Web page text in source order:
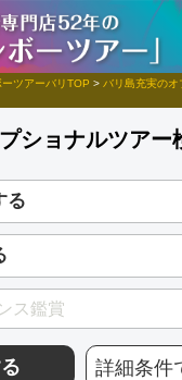
ーツアーバリTOP > バリ島充実の
ショナルツアー
る
詳細条件